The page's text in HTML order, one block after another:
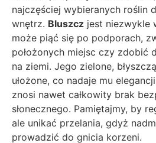
najczęściej wybieranych roślin
wnętrz. Bluszcz jest niezwykle
może piąć się po podporach,
położonych miejsc czy zdobić
na ziemi. Jego zielone,
ułożone, co nadaje mu
znosi nawet całkowity brak
słonecznego. Pamiętajmy, by
ale unikać przelania, gdyż
prowadzić do gnicia korzeni.